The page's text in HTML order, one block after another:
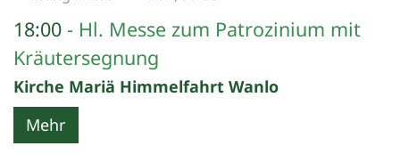
18:00
Hl. Messe zum Patrozinium mit
Kräutersegnung
Kirche Mariä Himmelfahrt Wanlo
Mehr